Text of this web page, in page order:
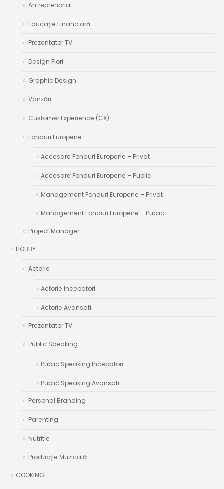
Antreprenoriat
Educație Financiară
Prezentator TV
Design Flori
Graphic Design
Vânzări
Customer Experience (CX)
Fonduri Europene
Accesare Fonduri Europene – Privat
Accesare Fonduri Europene – Public
Management Fonduri Europene – Privat
Management Fonduri Europene – Public
Project Manager
HOBBY
Actorie
Actorie Incepatori
Actorie Avansati
Prezentator TV
Public Speaking
Public Speaking Incepatori
Public Speaking Avansati
Personal Branding
Parenting
Nutritie
Producție Muzicală
COOKING